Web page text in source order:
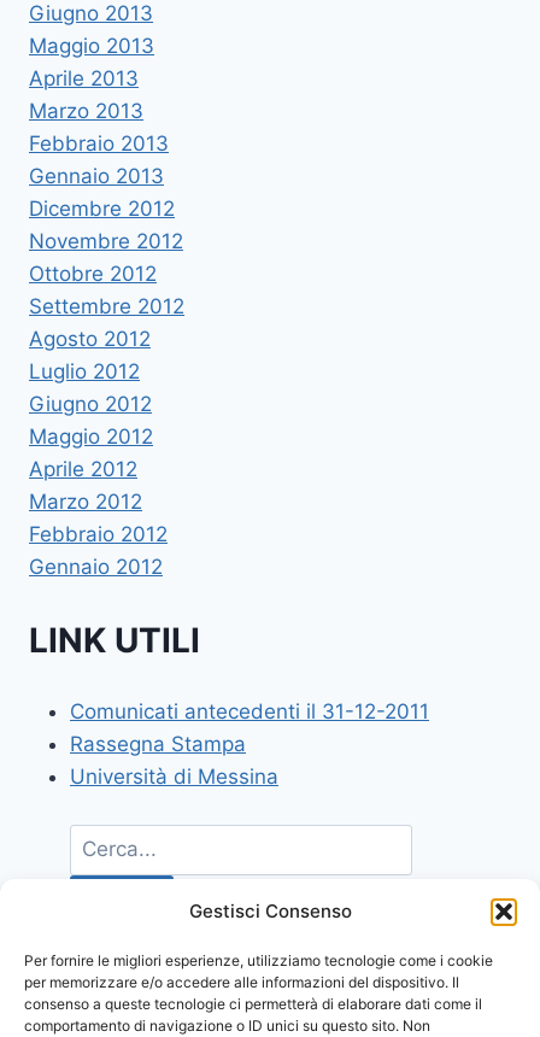
Gestisci Consenso
Per fornire le migliori esperienze, utilizziamo tecnologie come i cookie
per memorizzare e/o accedere alle informazioni del dispositivo. Il
consenso a queste tecnologie ci permetterà di elaborare dati come il
comportamento di navigazione o ID unici su questo sito. Non
Giugno 2013
Maggio 2013
Aprile 2013
Marzo 2013
Febbraio 2013
Gennaio 2013
Dicembre 2012
Novembre 2012
Ottobre 2012
Settembre 2012
Agosto 2012
Luglio 2012
Giugno 2012
Maggio 2012
Aprile 2012
Marzo 2012
Febbraio 2012
Gennaio 2012
LINK UTILI
Comunicati antecedenti il 31-12-2011
Rassegna Stampa
Università di Messina